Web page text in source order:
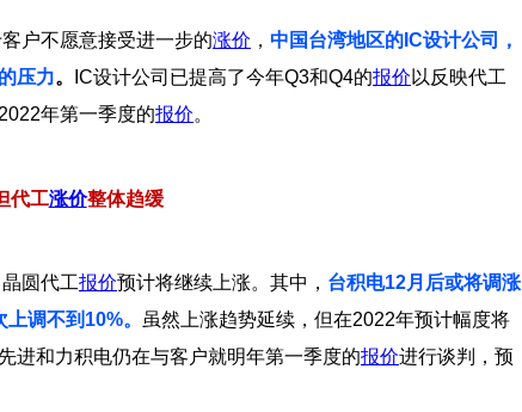
户不愿意接受进一步的涨价 ， 中国台湾地区的IC设计公司，
压力。 IC设计公司已提高了今年Q3和Q4的报价 以反映代工
年第一季度的报价。
代工涨价整体趋缓
圆代工报价预计将继续上涨。其中， 台积电12月后或将调涨
调不到10%。
虽然上涨趋势延续，但在2022年预计幅度将
进和力积电仍在与客户就明年第一季度的报价进行谈判，预